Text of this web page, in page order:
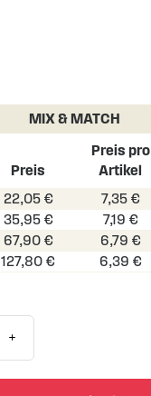
MIX & MATCH
Preis
Preis pro
Artikel
22,05 € 7,35 €
35,95 € 7,19 €
67,90 € 6,79 €
127,80 € 6,39 €
+